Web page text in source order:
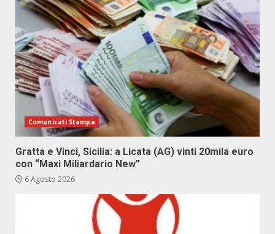
Comunicati Stampa
Gratta e Vinci, Sicilia: a Licata (AG) vinti 20mila euro
con “Maxi Miliardario New”
6 Agosto 2026